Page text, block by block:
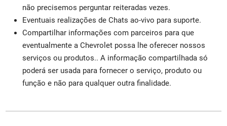
não precisemos perguntar reiteradas vezes.
Eventuais realizações de Chats ao-vivo para suporte.
Compartilhar informações com parceiros para que
eventualmente a Chevrolet possa lhe oferecer nossos
serviços ou produtos.. A informação compartilhada só
poderá ser usada para fornecer o serviço, produto ou
função e não para qualquer outra finalidade.